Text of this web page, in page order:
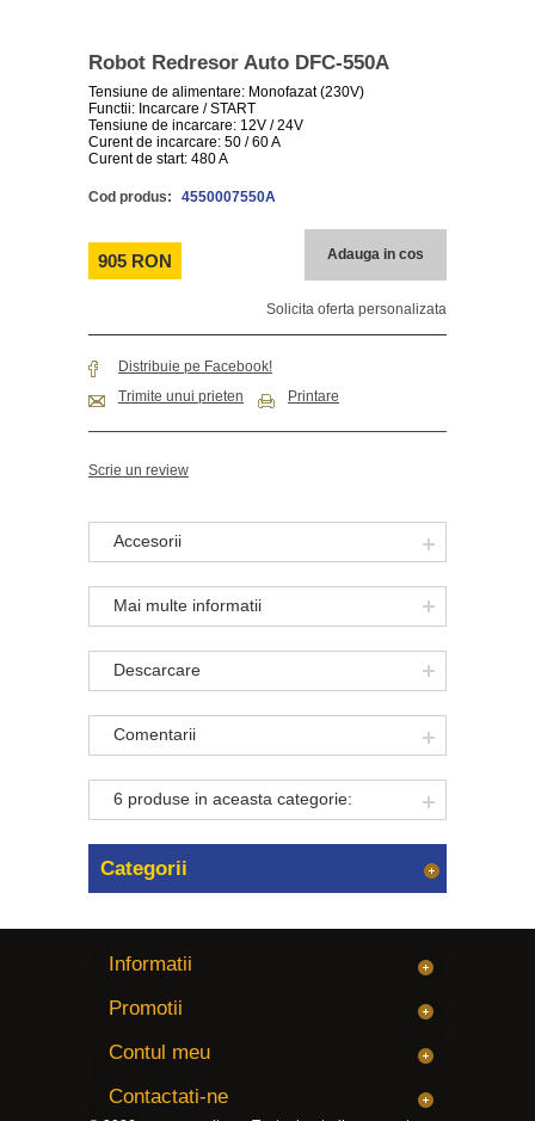
Robot Redresor Auto DFC-550A
Tensiune de alimentare: Monofazat (230V)
Functii: Incarcare / START
Tensiune de incarcare: 12V / 24V
Curent de incarcare: 50 / 60 A
Curent de start: 480 A
Cod produs: 4550007550A
905 RON Adauga in cos
Solicita oferta personalizata
Distribuie pe Facebook!
Trimite unui prieten
Printare
Scrie un review
Accesorii
Mai multe informatii
Descarcare
Comentarii
6 produse in aceasta categorie:
Categorii
Informatii
Promotii
Contul meu
Contactati-ne